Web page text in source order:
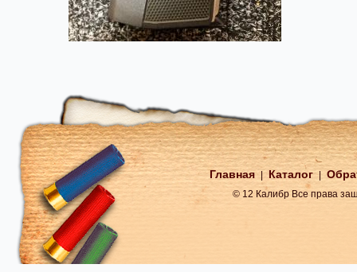
Главная Каталог
© 12 Калибр Все права